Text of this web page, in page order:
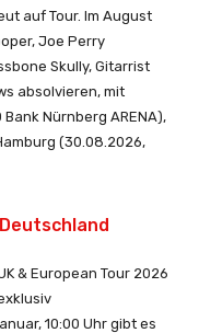
auf Tour. Im August
Joe Perry
Skully, Gitarrist
absolvieren, mit
Nürnberg ARENA),
(30.08.2026,
& European Tour 2026
10:00 Uhr gibt es